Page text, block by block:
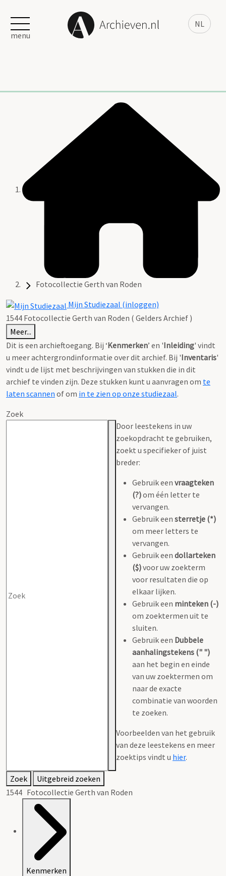
NL
menu
Fotocollectie Gerth van Roden
Mijn Studiezaal (inloggen)
1544 Fotocollectie Gerth van Roden ( Gelders Archief )
Meer...
Dit is een archieftoegang. Bij ‘Kenmerken’ en 'Inleiding' vindt
u meer achtergrondinformatie over dit archief. Bij 'Inventaris'
vindt u de lijst met beschrijvingen van stukken die in dit
archief te vinden zijn. Deze stukken kunt u aanvragen om te
laten scannen of om in te zien op onze studiezaal.
Zoek
Door leestekens in uw
zoekopdracht te gebruiken,
zoekt u specifieker of juist
breder:
Gebruik een vraagteken
(?)om één letter te
vervangen.
Gebruik een sterretje (*)
om meer letters te
vervangen.
Gebruik een dollarteken
($)voor uw zoekterm
voor resultaten die op
elkaar lijken.
Gebruik een minteken (-)
om zoektermen uit te
sluiten.
Gebruik een Dubbele
aanhalingstekens (" ")
aan het begin en einde
van uw zoektermen om
naar de exacte
combinatie van woorden
te zoeken.
Voorbeelden van het gebruik
van deze leestekens en meer
zoektips vindt u hier.
Zoek
Uitgebreid zoeken
1544 Fotocollectie Gerth van Roden
Kenmerken